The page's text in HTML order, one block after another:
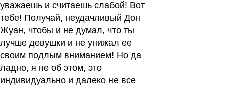
уважаешь и считаешь слабой! Вот
тебе! Получай, неудачливый Дон
Жуан, чтобы и не думал, что ты
лучше девушки и не унижал ее
своим подлым вниманием! Но да
ладно, я не об этом, это
индивидуально и далеко не все